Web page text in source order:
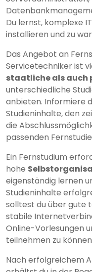
Du lernst, komplexe
installieren und zu
Das Angebot an
Servicetechniker ist
staatliche als auch
unterschiedliche
anbieten. Informiere
Studieninhalte, den
die
passenden
Ein Fernstudium
hohe
eigenständig lernen
Studieninhalte
solltest du über gute
stabile
Online-Vorlesungen
teilnehmen zu
Nach erfolgreichem